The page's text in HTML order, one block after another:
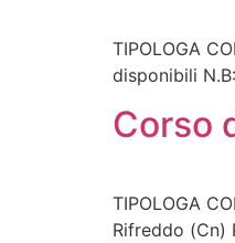
TIPOLOGA
disponibili
Corso
TIPOLOGA
Rifreddo (Cn)